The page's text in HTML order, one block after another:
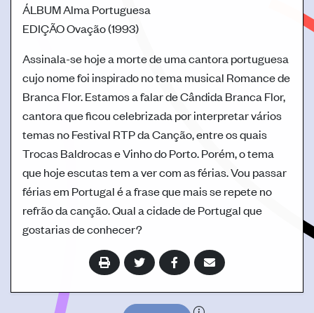
ÁLBUMAlma Portuguesa
EDIÇÃOOvação (1993)
Assinala-se hoje a morte de uma cantora portuguesa
cujo nome foi inspirado no tema musical Romance de
Branca Flor. Estamos a falar de Cândida Branca Flor,
cantora que ficou celebrizada por interpretar vários
temas no Festival RTP da Canção, entre os quais
Trocas Baldrocas e Vinho do Porto. Porém, o tema
que hoje escutas tem a ver com as férias. Vou passar
férias em Portugal é a frase que mais se repete no
refrão da canção. Qual a cidade de Portugal que
gostarias de conhecer?